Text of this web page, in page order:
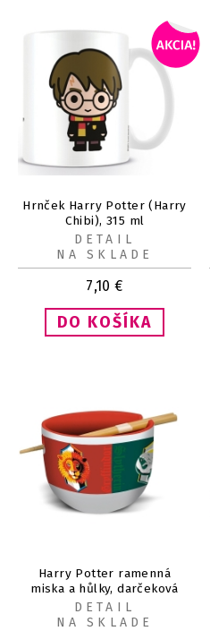
Hrnček Harry Potter (Harry
Chibi), 315 ml
7,10 €
DETAIL
NA SKLADE
Harry Potter ramenná
miska a hůlky, darčeková
súprava
DETAIL
NA SKLADE